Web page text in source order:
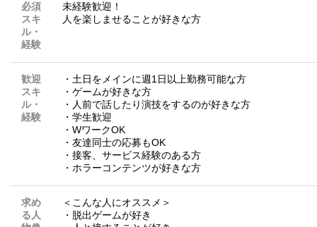
必須
スキ
ル・
経験
未経験歓迎！
人を楽しませることが好きな方
歓迎
スキ
ル・
経験
・土日をメインに週1日以上勤務可能な方
・ゲームが好きな方
・人前で話したり演技をするのが好きな方
・学生歓迎
・WワークOK
・友達同士の応募もOK
・接客、サービス経験のある方
・ホラーコンテンツが好きな方
求め
る人
＜こんな人にオススメ＞
・脱出ゲームが好き